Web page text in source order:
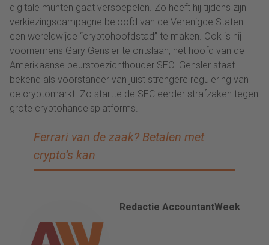
digitale munten gaat versoepelen. Zo heeft hij tijdens zijn
verkiezingscampagne beloofd van de Verenigde Staten
een wereldwijde “cryptohoofdstad” te maken. Ook is hij
voornemens Gary Gensler te ontslaan, het hoofd van de
Amerikaanse beurstoezichthouder SEC. Gensler staat
bekend als voorstander van juist strengere regulering van
de cryptomarkt. Zo startte de SEC eerder strafzaken tegen
grote cryptohandelsplatforms.
Ferrari van de zaak? Betalen met
crypto’s kan
Redactie AccountantWeek